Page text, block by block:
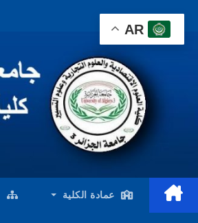
عمادة الكلية
AR